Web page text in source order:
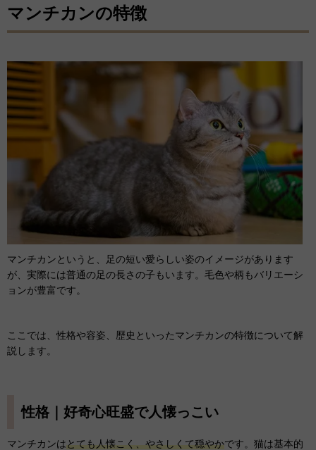
マンチカンの特徴
マンチカンというと、足の短い愛らしい姿のイメージがあります
が、実際には普通の足の長さの子もいます。毛色や柄もバリエーシ
ョンが豊富です。
ここでは、性格や容姿、歴史といったマンチカンの特徴について解
説します。
性格｜好奇心旺盛で人懐っこい
マンチカンはとても人懐こく、やさしくて穏やかです。猫は基本的